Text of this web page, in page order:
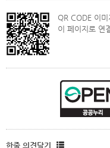
QR CODE 이
이 페이지로 연
한줄 의견달기